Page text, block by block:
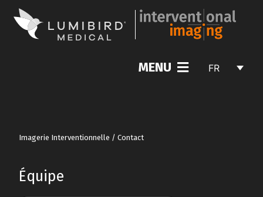
MENU FR
Imagerie Interventionnelle /Contact
Équipe